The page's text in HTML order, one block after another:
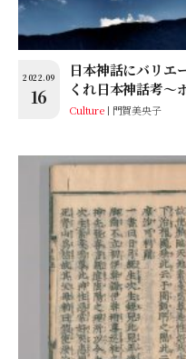
2022.09
16
日本神話にバリエ
くれ日本神話考〜
Culture 門賀美央子